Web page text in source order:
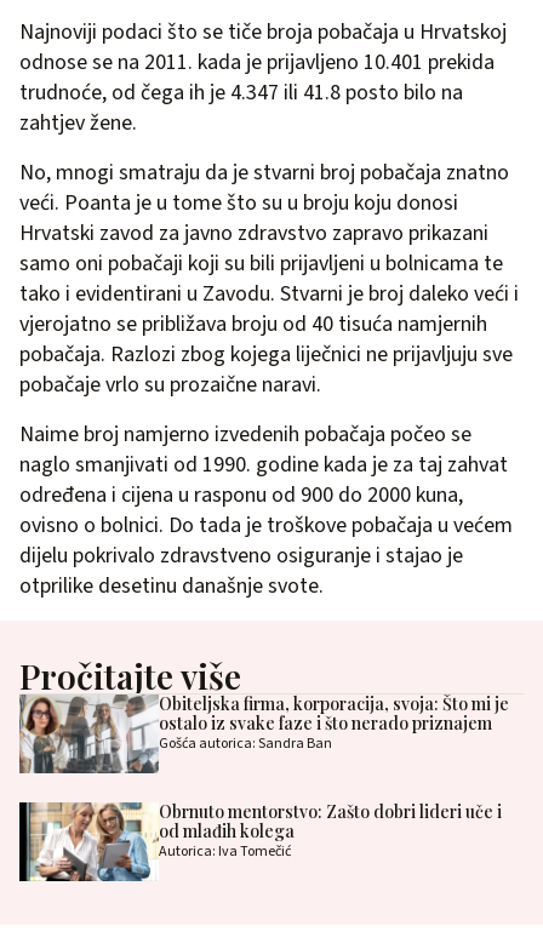
Najnoviji podaci što se tiče broja pobačaja u Hrvatskoj
odnose se na 2011. kada je prijavljeno 10.401 prekida
trudnoće, od čega ih je 4.347 ili 41.8 posto bilo na
zahtjev žene.
No, mnogi smatraju da je stvarni broj pobačaja znatno
veći. Poanta je u tome što su u broju koju donosi
Hrvatski zavod za javno zdravstvo zapravo prikazani
samo oni pobačaji koji su bili prijavljeni u bolnicama te
tako i evidentirani u Zavodu. Stvarni je broj daleko veći i
vjerojatno se približava broju od 40 tisuća namjernih
pobačaja. Razlozi zbog kojega liječnici ne prijavljuju sve
pobačaje vrlo su prozaične naravi.
Naime broj namjerno izvedenih pobačaja počeo se
naglo smanjivati od 1990. godine kada je za taj zahvat
određena i cijena u rasponu od 900 do 2000 kuna,
ovisno o bolnici. Do tada je troškove pobačaja u većem
dijelu pokrivalo zdravstveno osiguranje i stajao je
otprilike desetinu današnje svote.
Pročitajte više
Obiteljska firma, korporacija, svoja: Što mi je
ostalo iz svake faze i što nerado priznajem
Gošća autorica: Sandra Ban
Obrnuto mentorstvo: Zašto dobri lideri uče i
od mlađih kolega
Autorica: Iva Tomečić